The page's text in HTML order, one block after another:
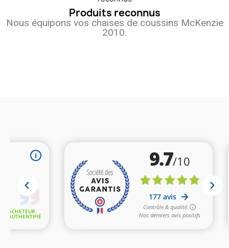
Produits reconnus
Nous équipons vos chaises de coussins McKenzie
2010.